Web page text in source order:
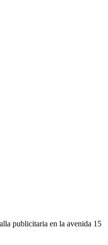
publicitaria en la avenida 15